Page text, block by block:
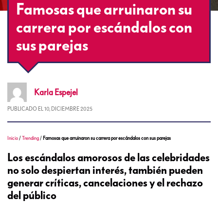
Famosas que arruinaron su
carrera por escándalos con
sus parejas
Karla Espejel
PUBLICADO EL 10, DICIEMBRE 2025
Inicio /Trending / Famosas que arruinaron su carrera por escándalos con sus parejas
Los escándalos amorosos de las celebridades
no solo despiertan interés, también pueden
generar críticas, cancelaciones y el rechazo
del público